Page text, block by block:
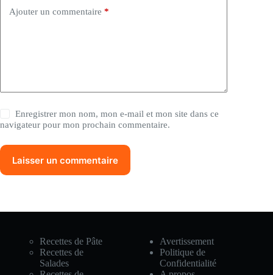
Ajouter un commentaire *
Enregistrer mon nom, mon e-mail et mon site dans ce
navigateur pour mon prochain commentaire.
Laisser un commentaire
Recettes de Pâte
Recettes de
Salades
Avertissement
Politique de
Confidentialité